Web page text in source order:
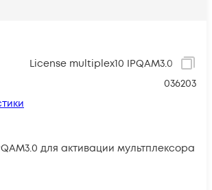
License multiplex10 IPQAM3.0
036203
для активации мультплексора